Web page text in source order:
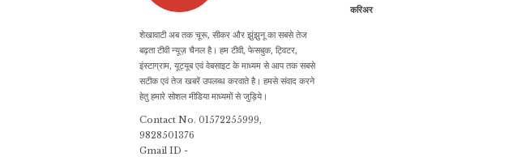
शेखावाटी अब तक चूरू, सीकर और झुंझुनू का सबसे तेज
बढ़ता टीवी न्यूज़ चैनल है। हम टीवी, फेसबुक, ट्विटर,
इंस्टाग्राम, यूट्यूब एवं वेबसाइट के माध्यम से आप तक सबसे
सटीक एवं तेज खबरें उपलब्ध करवाते है। हमसे संवाद करने
हेतु हमारे सोशल मीडिया माध्यमों से जुड़िये।
Contact No. 01572255999,
9828501376
Gmail ID -
करिअर